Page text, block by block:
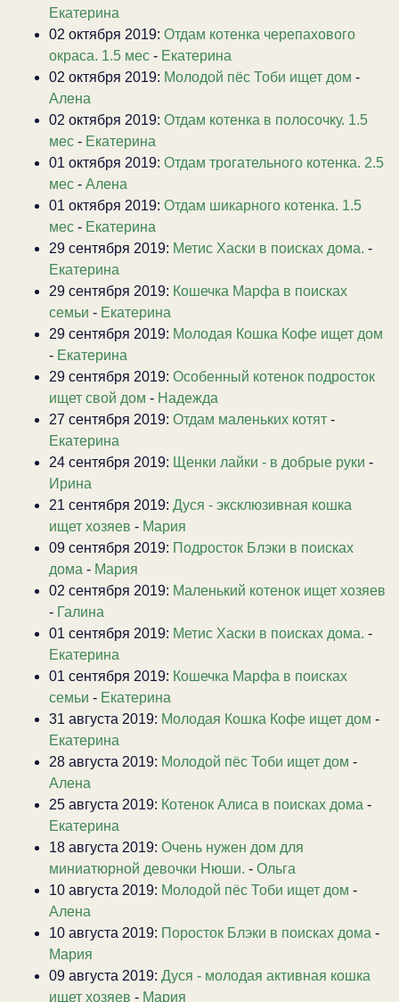
Екатерина
02 октября 2019: Отдам котенка черепахового
окраса. 1.5 мес - Екатерина
02 октября 2019: Молодой пёс Тоби ищет дом -
Алена
02 октября 2019: Отдам котенка в полосочку. 1.5
мес - Екатерина
01 октября 2019: Отдам трогательного котенка. 2.5
мес - Алена
01 октября 2019: Отдам шикарного котенка. 1.5
мес - Екатерина
29 сентября 2019: Метис Хаски в поисках дома. -
Екатерина
29 сентября 2019: Кошечка Марфа в поисках
семьи - Екатерина
29 сентября 2019: Молодая Кошка Кофе ищет дом
- Екатерина
29 сентября 2019: Особенный котенок подросток
ищет свой дом - Надежда
27 сентября 2019: Отдам маленьких котят -
Екатерина
24 сентября 2019: Щенки лайки - в добрые руки -
Ирина
21 сентября 2019: Дуся - эксклюзивная кошка
ищет хозяев - Мария
09 сентября 2019: Подросток Блэки в поисках
дома - Мария
02 сентября 2019: Маленький котенок ищет хозяев
- Галина
01 сентября 2019: Метис Хаски в поисках дома. -
Екатерина
01 сентября 2019: Кошечка Марфа в поисках
семьи - Екатерина
31 августа 2019: Молодая Кошка Кофе ищет дом -
Екатерина
28 августа 2019: Молодой пёс Тоби ищет дом -
Алена
25 августа 2019: Котенок Алиса в поисках дома -
Екатерина
18 августа 2019: Очень нужен дом для
миниатюрной девочки Нюши. - Ольга
10 августа 2019: Молодой пёс Тоби ищет дом -
Алена
10 августа 2019: Поросток Блэки в поисках дома -
Мария
09 августа 2019: Дуся - молодая активная кошка
ищет хозяев - Мария